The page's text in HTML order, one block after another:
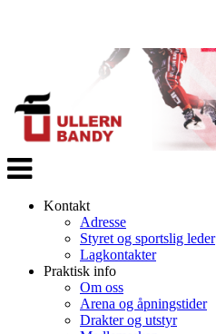
Veksle
navigasjon
Kontakt
Adresse
Styret og sportslig leder
Lagkontakter
Praktisk info
Om oss
Arena og åpningstider
Drakter og utstyr